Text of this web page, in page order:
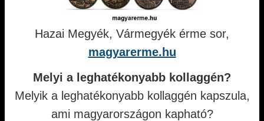
Hazai Megyék, Vármegyék érme sor,
magyarerme.hu
Melyi a leghatékonyabb kollaggén?
Melyik a leghatékonyabb kollaggén kapszula,
ami magyarországon kapható?